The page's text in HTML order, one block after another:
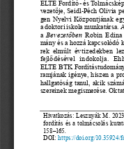
ELTE    Fordító- és
vezetője, Seidl-Péch Olivia
gen  Nyelvi  Központjának
a doktori iskola munkatársa. A
a Bevezetőben
Robin  Edina
mány és a hozzá kapcsolódó
rek  elmúlt  évtizedekben
fejlődésével  indokolja.
ELTE   BTK
ramjának igénye, hiszen a
hallgatóság tanul, akik
szereinek megismerése.
Hivatkozás: Lesznyák M. 2023.
fordítás és a tolmácsolás
158‒165
DOI: https://doi.org/10.35924/